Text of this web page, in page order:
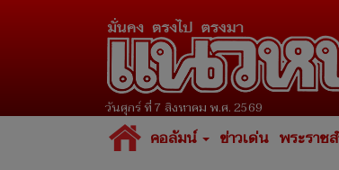
วันศุกร์ ที่ 7 สิงหาคม พ.ศ. 2569
คอลัมน์ ข่าวเด่น พระราช